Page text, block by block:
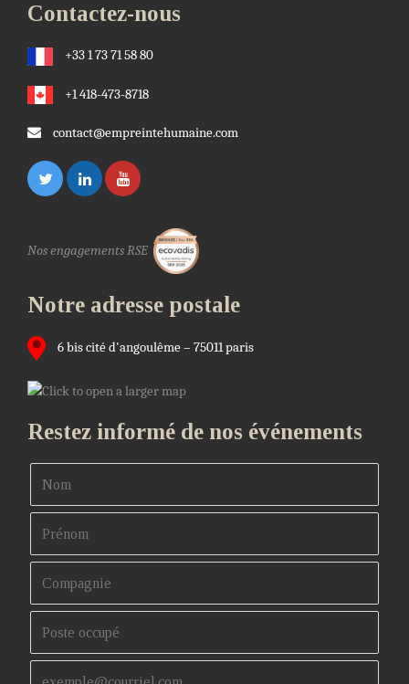
Contactez-nous
+33 1 73 71 58 80
+1 418-473-8718
contact@empreintehumaine.com
Nos engagements RSE
Notre adresse postale
6 bis cité d'angoulême – 75011 paris
Restez informé de nos événements